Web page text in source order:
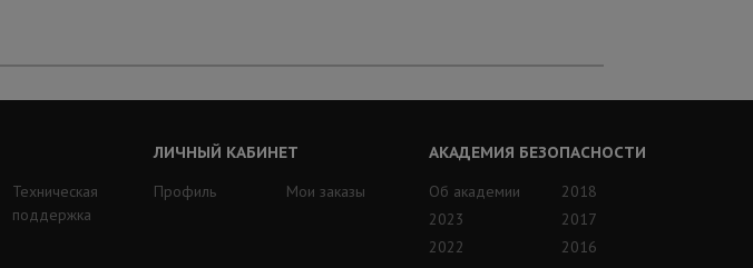
Техническая
поддержка
ЛИЧНЫЙ КАБИНЕТ
Профиль
Мои заказы
АКАДЕМИЯ БЕЗОПАСНОСТИ
Об академии
2023
2022
2018
2017
2016